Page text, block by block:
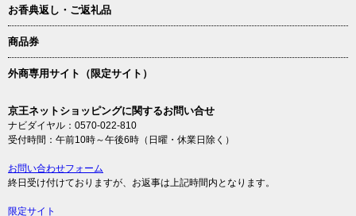
お香典返し・ご返礼品
商品券
外商専用サイト（限定サイト）
京王ネットショッピングに関するお問い合せ
ナビダイヤル：0570-022-810
受付時間：午前10時～午後6時（日曜・休業日除く）
お問い合わせフォーム
終日受け付けておりますが、お返事は上記時間内となります。
限定サイト